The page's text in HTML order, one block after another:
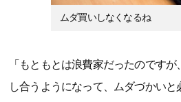
ムダ買いしなくなるね
「もともとは浪費家だったのです
し合うようになって、ムダづかい